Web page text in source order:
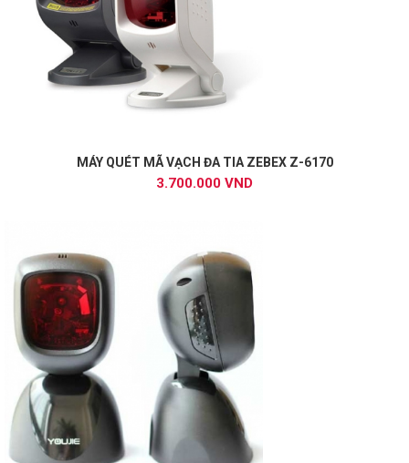
MÁY QUÉT MÃ VẠCH ĐA TIA ZEBEX Z-6170
3.700.000 VND